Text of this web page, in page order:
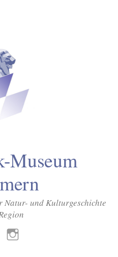
Museum
Natur- und Kulturgeschichte
FB